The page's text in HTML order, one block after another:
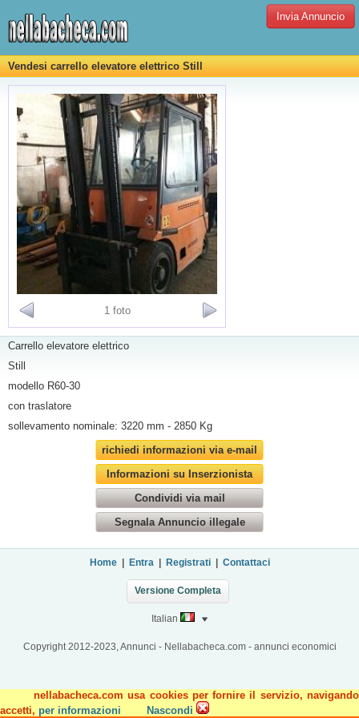
nellabacheca.com usa cookies per fornire il servizio, navigando
accetti, per informazioni Nascondi
Invia Annuncio
Vendesi carrello elevatore elettrico Still
1 foto
Carrello elevatore elettrico
Still
modello R60-30
con traslatore
sollevamento nominale: 3220 mm - 2850 Kg
richiedi informazioni via e-mail
Informazioni su Inserzionista
Condividi via mail
Segnala Annuncio illegale
Home| Entra Registrati| Contattaci
Versione Completa
Italian
Copyright 2012-2023, Annunci - Nellabacheca.com - annunci economici